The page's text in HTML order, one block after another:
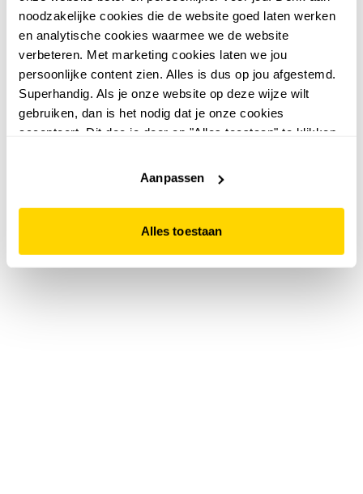
noodzakelijke cookies die de website goed laten werken
en analytische cookies waarmee we de website
verbeteren. Met marketing cookies laten we jou
persoonlijke content zien. Alles is dus op jou afgestemd.
Superhandig. Als je onze website op deze wijze wilt
gebruiken, dan is het nodig dat je onze cookies
accepteert. Dit doe je door op "Alles toestaan" te klikken.
website niet optimaal functioneert.
Aanpassen
Alles toestaan